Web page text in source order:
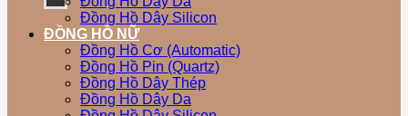
Đồng Hồ Dây Silicon
ĐỒNG HỒ NỮ
Đồng Hồ Cơ (Automatic)
Đồng Hồ Pin (Quartz)
Đồng Hồ Dây Thép
Đồng Hồ Dây Da